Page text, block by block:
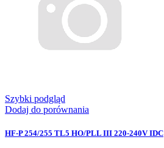
Szybki podgląd
Dodaj do porównania
HF-P 254/255 TL5 HO/PLL III 220-240V IDC